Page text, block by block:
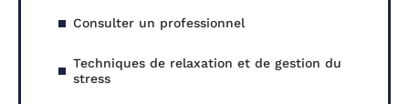
Consulter un professionnel
Techniques de relaxation et de gestion du
stress